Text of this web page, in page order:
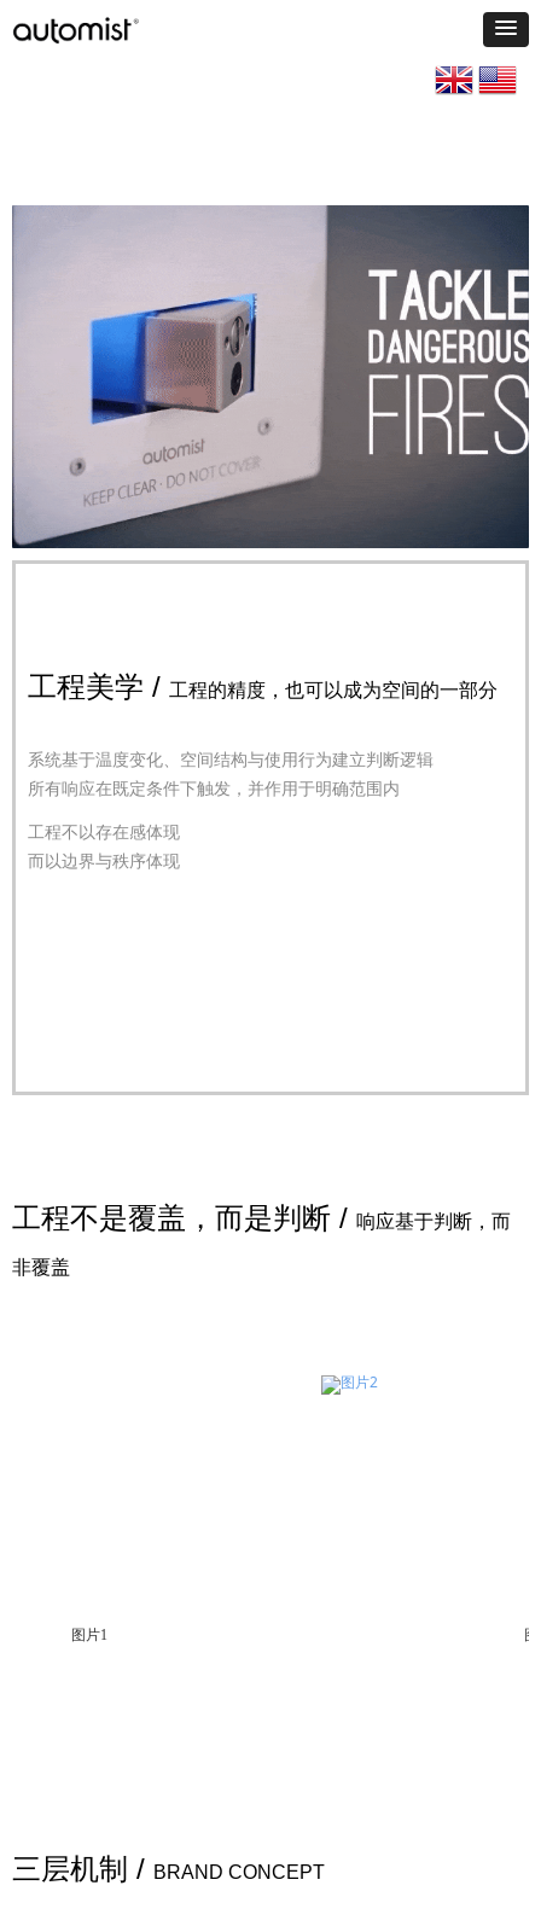
工程美学 / 工程的精度，也可以成为空间的一部分
系统基于温度变化、空间结构与使用行为建立判断逻辑
所有响应在既定条件下触发，并作用于明确范围内
工程不以存在感体现
而以边界与秩序体现
工程不是覆盖，而是判断 / 响应基于判断，而
非覆盖
三层机制 / BRAND CONCEPT